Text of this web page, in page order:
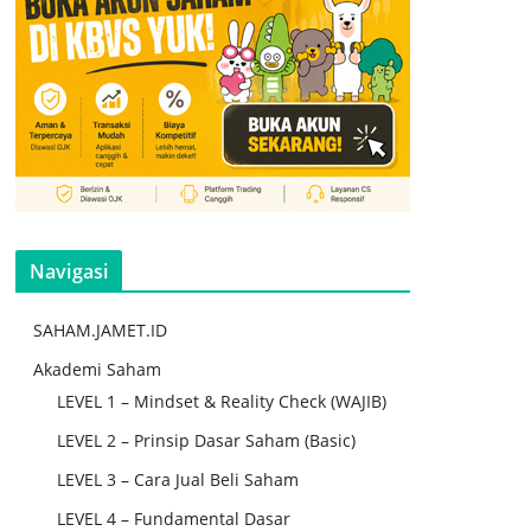
Navigasi
SAHAM.JAMET.ID
Akademi Saham
LEVEL 1 – Mindset & Reality Check (WAJIB)
LEVEL 2 – Prinsip Dasar Saham (Basic)
LEVEL 3 – Cara Jual Beli Saham
LEVEL 4 – Fundamental Dasar